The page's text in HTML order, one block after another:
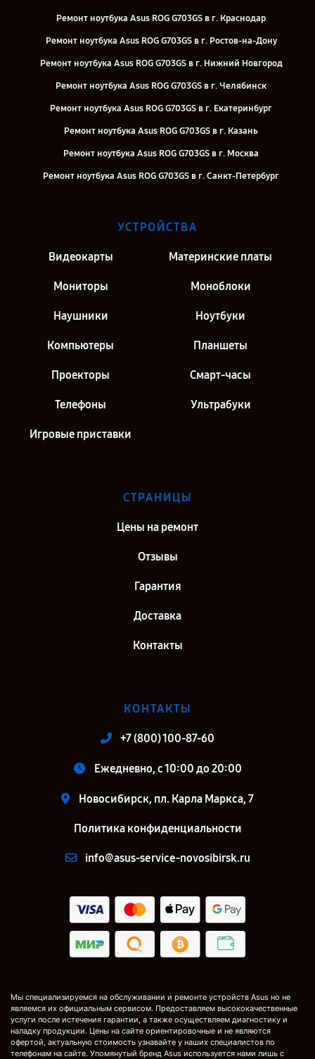
Ремонт ноутбука Asus ROG G703GS в г. Краснодар
Ремонт ноутбука Asus ROG G703GS в г. Ростов-на-Дону
Ремонт ноутбука Asus ROG G703GS в г. Нижний Новгород
Ремонт ноутбука Asus ROG G703GS в г. Челябинск
Ремонт ноутбука Asus ROG G703GS в г. Екатеринбург
Ремонт ноутбука Asus ROG G703GS в г. Казань
Ремонт ноутбука Asus ROG G703GS в г. Москва
Ремонт ноутбука Asus ROG G703GS в г. Санкт-Петербург
УСТРОЙСТВА
Видеокарты Материнские платы
Мониторы Моноблоки
Наушники Ноутбуки
Компьютеры Планшеты
Проекторы Смарт-часы
Телефоны Ультрабуки
Игровые приставки
СТРАНИЦЫ
Цены на ремонт
Отзывы
Гарантия
Доставка
Контакты
КОНТАКТЫ
+7 (800) 100-87-60
Ежедневно, с 10:00 до 20:00
Новосибирск, пл. Карла Маркса, 7
Политика конфиденциальности
info@asus-service-novosibirsk.ru
Мы специализируемся на обслуживании и ремонте устройств Asus но не
являемся их официальным сервисом. Предоставляем высококачественные
услуги после истечения гарантии, а также осуществляем диагностику и
наладку продукции. Цены на сайте ориентировочные и не являются
офертой, актуальную стоимость узнавайте у наших специалистов по
телефонам на сайте. Упомянутый бренд Asus используется нами лишь с